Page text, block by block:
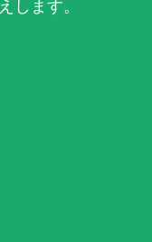
します。